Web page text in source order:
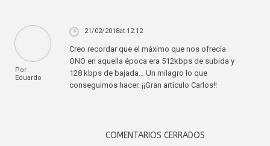
Por
Eduardo
21/02/2018at 12:12
Creo recordar que el máximo que nos ofrecía
ONO en aquella época era 512kbps de subida y
128 kbps de bajada… Un milagro lo que
conseguimos hacer. ¡¡Gran artículo Carlos!!
COMENTARIOS CERRADOS